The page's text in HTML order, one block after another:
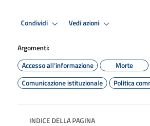
Condividi Vedi azioni
Argomenti:
Accesso all'informazione
Morte
Comunicazione istituzionale
Politica
INDICE DELLA PAGINA